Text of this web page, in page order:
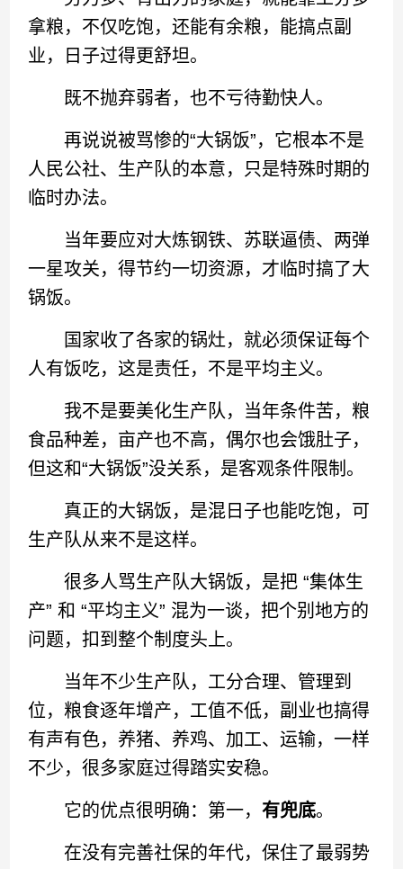
拿粮，不仅吃饱，还能有余粮，能搞点副
业，日子过得更舒坦。
既不抛弃弱者，也不亏待勤快人。
再说说被骂惨的“大锅饭”，它根本不是
人民公社、生产队的本意，只是特殊时期的
临时办法。
当年要应对大炼钢铁、苏联逼债、两弹
一星攻关，得节约一切资源，才临时搞了大
锅饭。
国家收了各家的锅灶，就必须保证每个
人有饭吃，这是责任，不是平均主义。
我不是要美化生产队，当年条件苦，粮
食品种差，亩产也不高，偶尔也会饿肚子，
但这和“大锅饭”没关系，是客观条件限制。
真正的大锅饭，是混日子也能吃饱，可
生产队从来不是这样。
很多人骂生产队大锅饭，是把 “集体生
产” 和 “平均主义” 混为一谈，把个别地方的
问题，扣到整个制度头上。
当年不少生产队，工分合理、管理到
位，粮食逐年增产，工值不低，副业也搞得
有声有色，养猪、养鸡、加工、运输，一样
不少，很多家庭过得踏实安稳。
它的优点很明确：第一，有兜底。
在没有完善社保的年代，保住了最弱势